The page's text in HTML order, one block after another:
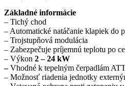
Základné informácie
– Tichý chod
– Automatické natáčanie klapiek do
– Trojstupňová modulácia
– Zabezpečuje príjemnú teplotu po
– Výkon 2 – 24 kW
–Vhodné k tepelným čerpadlám
– Možnosť riadenia jednotky